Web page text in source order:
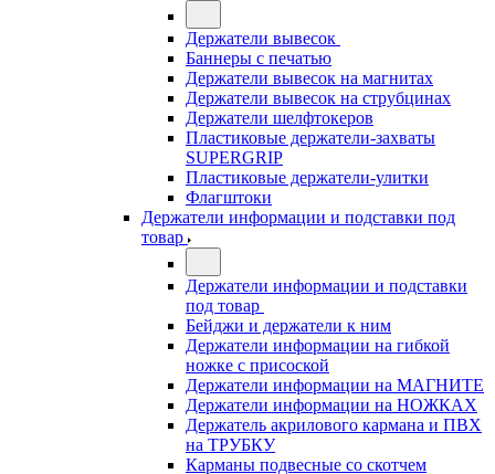
Держатели вывесок
Баннеры с печатью
Держатели вывесок на магнитах
Держатели вывесок на струбцинах
Держатели шелфтокеров
Пластиковые держатели-захваты
SUPERGRIP
Пластиковые держатели-улитки
Флагштоки
Держатели информации и подставки под
товар
Держатели информации и подставки
под товар
Бейджи и держатели к ним
Держатели информации на гибкой
ножке с присоской
Держатели информации на МАГНИТЕ
Держатели информации на НОЖКАХ
Держатель акрилового кармана и ПВХ
на ТРУБКУ
Карманы подвесные со скотчем